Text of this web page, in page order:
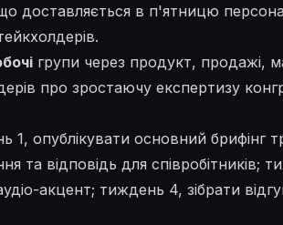
доставляється в п'ятницю
групи через продукт, продажі,
про зростаючу експертизу
опублікувати основний брифінг
та відповідь для співробітників;
акцент; тиждень 4, зібрати